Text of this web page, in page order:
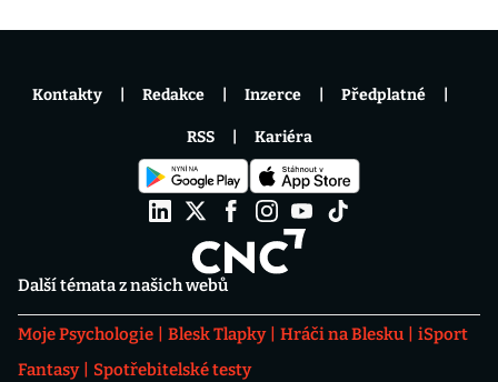
Další témata z našich webů
Moje Psychologie Blesk Tlapky Hráči na Blesku
iSport
Fantasy
Spotřebitelské testy
Kontakty Redakce Inzerce Předplatné
RSS Kariéra